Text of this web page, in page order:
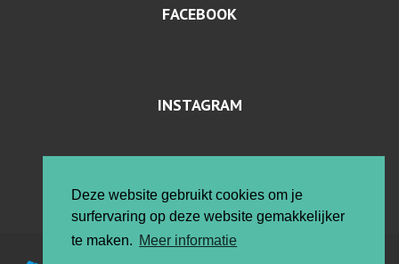
Deze website gebruikt cookies om je
surfervaring op deze website gemakkelijker
te maken. Meer informatie
FACEBOOK
INSTAGRAM
PRIVACYVERKLARING EN COOKIES